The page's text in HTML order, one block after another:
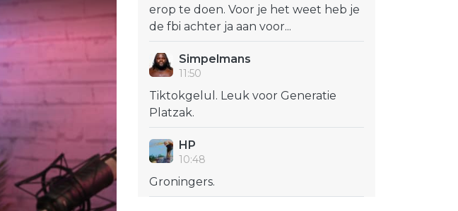
erop te doen. Voor je het weet heb je
de fbi achter ja aan voor...
Simpelmans
11:50
Tiktokgelul. Leuk voor Generatie
Platzak.
HP
10:48
Groningers.